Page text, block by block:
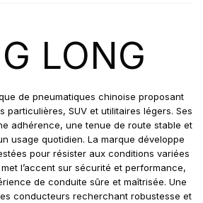
LONG
de pneumatiques chinoise proposant
particulières, SUV et utilitaires légers. Ses
adhérence, une tenue de route stable et
usage quotidien. La marque développe
pour résister aux conditions variées
l’accent sur sécurité et performance,
de conduite sûre et maîtrisée. Une
conducteurs recherchant robustesse et